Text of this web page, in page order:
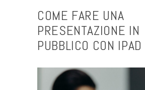
COME FARE UNA
PRESENTAZIONE IN
PUBBLICO CON